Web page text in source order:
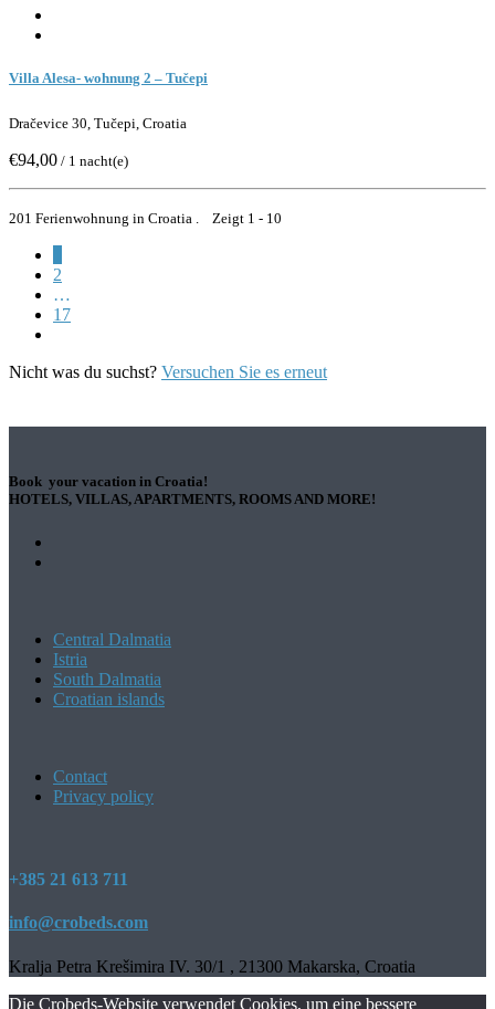
Villa Alesa- wohnung 2 – Tučepi
Dračevice 30, Tučepi, Croatia
€94,00 / 1 nacht(e)
201 Ferienwohnung in Croatia . Zeigt 1 - 10
2
…
17
Nicht was du suchst? Versuchen Sie es erneut
Book your vacation in Croatia!
HOTELS, VILLAS, APARTMENTS, ROOMS AND MORE!
Central Dalmatia
Istria
South Dalmatia
Croatian islands
Contact
Privacy policy
+385 21 613 711
info@crobeds.com
Kralja Petra Krešimira IV. 30/1 , 21300 Makarska, Croatia
Die Crobeds-Website verwendet Cookies, um eine bessere